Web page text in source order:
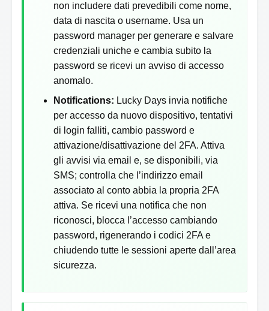
non includere dati prevedibili come nome,
data di nascita o username. Usa un
password manager per generare e salvare
credenziali uniche e cambia subito la
password se ricevi un avviso di accesso
anomalo.
Notifications: Lucky Days invia notifiche
per accesso da nuovo dispositivo, tentativi
di login falliti, cambio password e
attivazione/disattivazione del 2FA. Attiva
gli avvisi via email e, se disponibili, via
SMS; controlla che l’indirizzo email
associato al conto abbia la propria 2FA
attiva. Se ricevi una notifica che non
riconosci, blocca l’accesso cambiando
password, rigenerando i codici 2FA e
chiudendo tutte le sessioni aperte dall’area
sicurezza.